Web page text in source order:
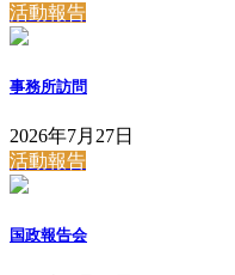
活動報告
事務所訪問
2026年7月27日
活動報告
国政報告会